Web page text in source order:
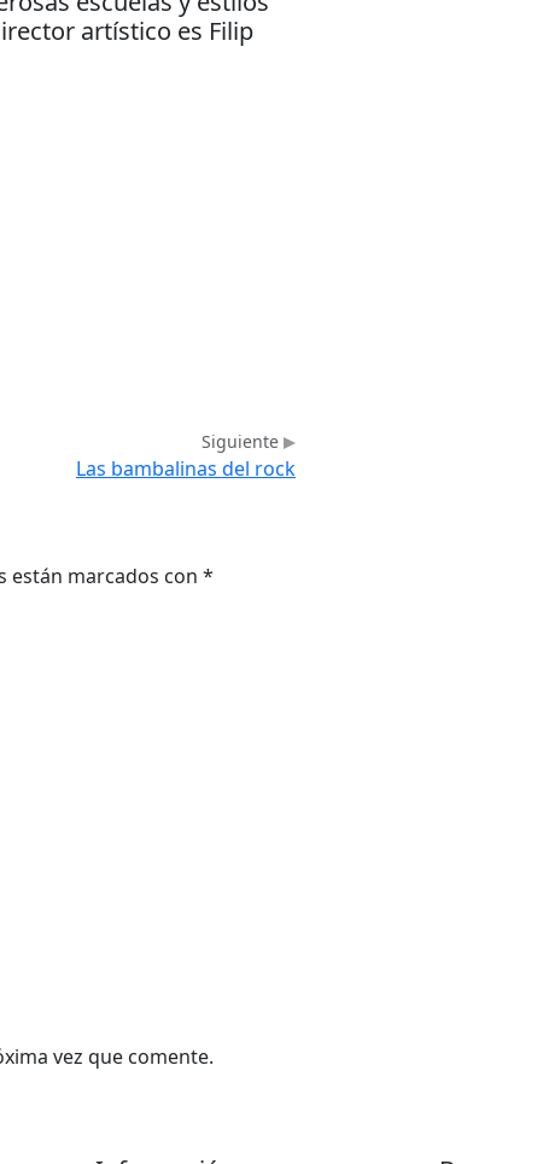
artístico es Filip
Siguiente
Las bambalinas del rock
están marcados con *
vez que comente.